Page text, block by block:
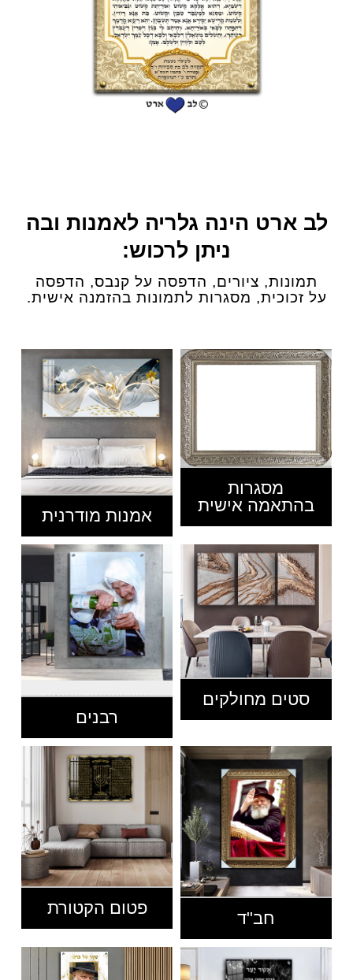
לב ארט הינה גלריה לאמנות ובה
ניתן לרכוש:
תמונות, ציורים, הדפסה על קנבס, הדפסה
על זכוכית, מסגרות לתמונות בהזמנה אישית.
מסגרות
בהתאמה אישית
אמנות מודרנית
סטים מחולקים
רבנים
חב"ד
פטום הקטורת